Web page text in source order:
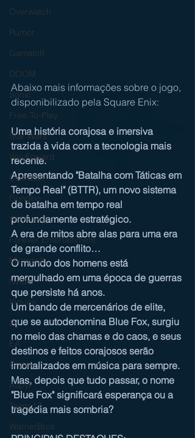
Overwatch
Rumor
Gameloft
DOOM
Sonic
Free-To-Play
Star Wars
WayFoward
Obsidian
Gungho
WayFoward
Forever Entertainment
Microsoft
Nvidia
Virtuos
2k
EA
Crytek
Aspyr
Team 17
WarnerBros
Abaixo mais informações sobre o jogo,
disponibilizado pela Square Enix:
Uma história corajosa e imersiva
trazida à vida com a tecnologia mais
recente.
Apresentando "Batalha com Táticas em
Tempo Real" (BTTR), um novo sistema
de batalha em tempo real
profundamente estratégico.
A era de mitos abre alas para uma era
de grande conflito…
O mundo dos homens está
mergulhado em uma época de guerras
que persiste há anos.
Um bando de mercenários de elite,
que se autodenomina Blue Fox, surgiu
no meio das chamas e do caos, e seus
destinos e feitos corajosos serão
imortalizados em música para sempre.
Mas, depois que tudo passar, o nome
"Blue Fox" significará esperança ou a
tragédia mais sombria?